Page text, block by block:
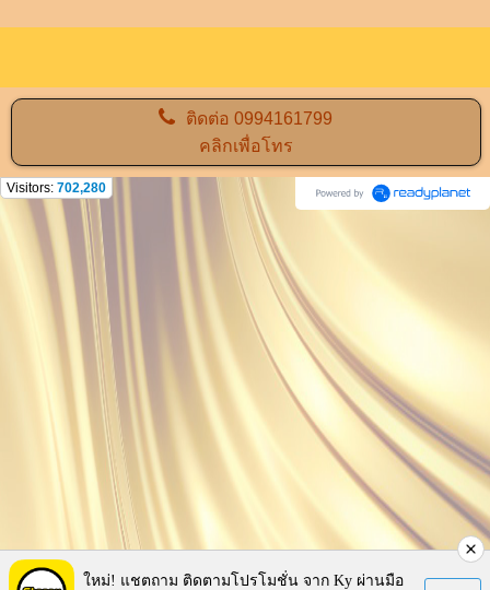
ติดต่อ0994161799
คลิกเพื่อโทร
Visitors: 702,280
ใหม่! แชตถาม ติดตามโปรโมชั่น จาก Ky ผ่านมือ